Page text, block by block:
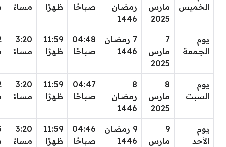
الخميس
مارس
2025
رمضان
1446
صباحًا
ظهرًا
مساءً
يوم
الجمعة
7
مارس
2025
7 رمضان
1446
04:48
صباحًا
11:59
ظهرًا
3:20
مساءً
يوم
السبت
8
مارس
2025
8
رمضان
1446
04:47
صباحًا
11:59
ظهرًا
3:20
مساءً
يوم
الأحد
9
مارس
9 رمضان
1446
04:46
صباحًا
11:59
ظهرًا
3:20
مساءً